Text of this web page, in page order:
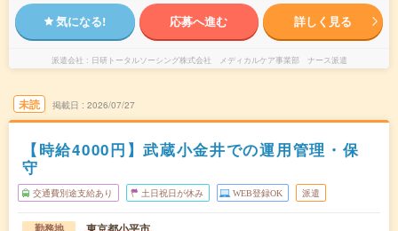
気になる! 応募へ進む 詳しく見る
派遣会社 日研トータルソーシング株式会社 メディカルケア事業部 ナース派遣
未読 掲載日 2026/07/27
【時給4000円】武蔵小金井での運用管理・保
守
交通費別途支給あり 土日祝日が休み WEB登録OK 派遣
勤務地